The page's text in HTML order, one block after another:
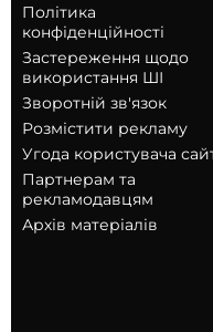
Політика
конфіденційності
Застереження щодо
використання ШІ
Зворотній зв'язок
Розмістити рекламу
Угода користувача
Партнерам та
рекламодавцям
Архів матеріалів